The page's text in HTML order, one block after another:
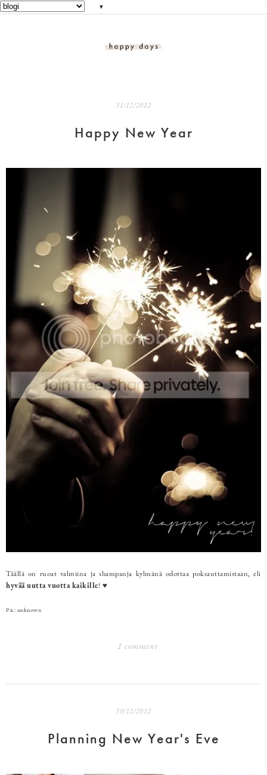
▼
31/12/2012
Happy New Year
Täällä on ruoat valmiina ja shampanja kylmänä odottaa poksauttamistaan, eli
hyvää uutta vuotta kaikille! ♥
Pic: unknown
1 comment
30/12/2012
Planning New Year's Eve